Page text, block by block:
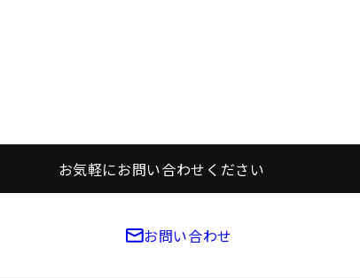
お気軽にお問い合わせください
お問い合わせ